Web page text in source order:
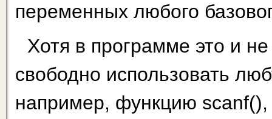
переменных любого
Хотя в программе это и
свободно использовать
например, функцию